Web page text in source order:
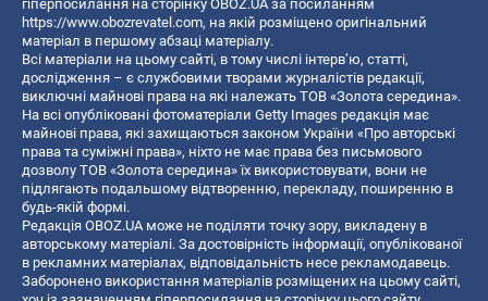
гіперпосилання на сторінку OBOZ.UA за посиланням
https://www.obozrevatel.com, на якій розміщено оригінальний
матеріал в першому абзаці матеріалу.
Всі матеріали на цьому сайті, в тому числі інтерв’ю, статті,
дослідження – є службовими творами журналістів редакції,
виключні майнові права на які належать ТОВ «Золота середина».
На всі опубліковані фотоматеріали Getty Images редакція має
майнові права, які захищаються законом України «Про авторські
права та суміжні права», ніхто не має права без письмового
дозволу ТОВ «Золота середина» їх використовувати, вони не
підлягають подальшому відтворенню, перекладу, поширенню в
будь-якій формі.
Редакція OBOZ.UA може не поділяти точку зору, викладену в
авторському матеріалі. За достовірність інформації, опублікованої
в рекламних матеріалах, відповідальність несе рекламодавець.
Заборонено використання матеріалів розміщених на цьому сайті,